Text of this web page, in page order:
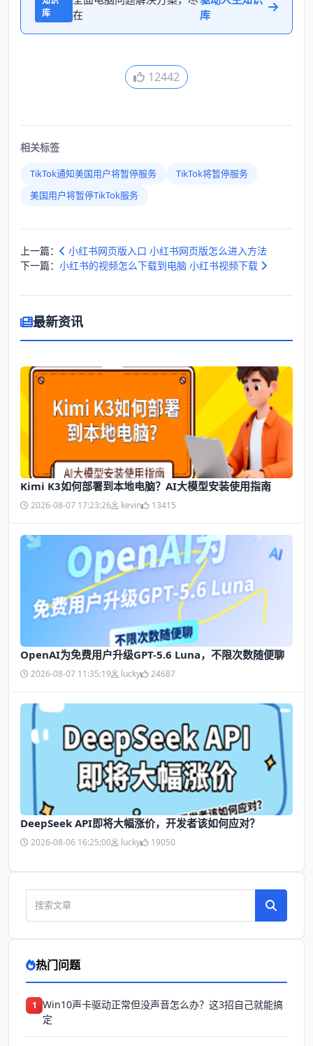
库
在
库
12442
相关标签
TikTok通知美国用户将暂停服务
TikTok将暂停服务
美国用户将暂停TikTok服务
上一篇：
小红书网页版入口 小红书网页版怎么进入方法
下一篇： 小红书的视频怎么下载到电脑 小红书视频下载
最新资讯
Kimi K3如何部署到本地电脑？AI大模型安装使用指南
2026-08-07 17:23:26 kevin 13415
OpenAI为免费用户升级GPT-5.6 Luna，不限次数随便聊
2026-08-07 11:35:19 lucky 24687
DeepSeek API即将大幅涨价，开发者该如何应对？
2026-08-06 16:25:00 lucky 19050
热门问题
1 Win10声卡驱动正常但没声音怎么办？这3招自己就能搞
定